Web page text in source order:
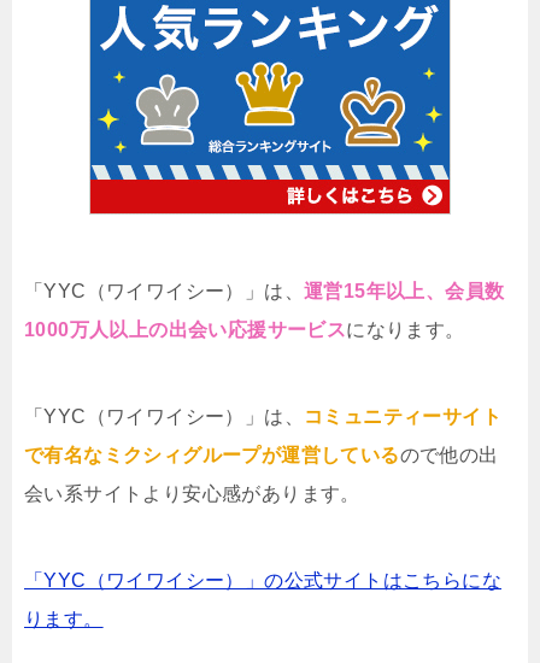
「YYC（ワイワイシー）」は、 運営15年以上、会員数
1000万人以上の出会い応援サービスになります。
「YYC（ワイワイシー）」は、
コミュニティーサイト
で有名なミクシィグループが運営しているので他の出
会い系サイトより安心感があります。
「YYC（ワイワイシー）」の公式サイトはこちらにな
ります。